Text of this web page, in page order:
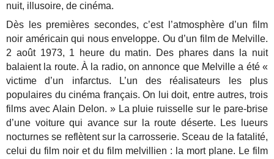
nuit, illusoire, de cinéma.
Dès les premières secondes, c’est l’atmosphère d’un film
noir américain qui nous enveloppe. Ou d’un film de Melville.
2 août 1973, 1 heure du matin. Des phares dans la nuit
balaient la route. À la radio, on annonce que Melville a été «
victime d’un infarctus. L’un des réalisateurs les plus
populaires du cinéma français. On lui doit, entre autres, trois
films avec Alain Delon. » La pluie ruisselle sur le pare-brise
d’une voiture qui avance sur la route déserte. Les lueurs
nocturnes se reflètent sur la carrosserie. Sceau de la fatalité,
celui du film noir et du film melvillien : la mort plane. Le film